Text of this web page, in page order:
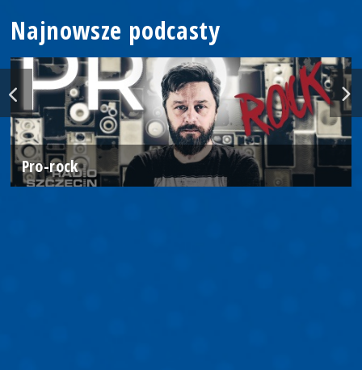
Najnowsze podcasty
Pro-rock